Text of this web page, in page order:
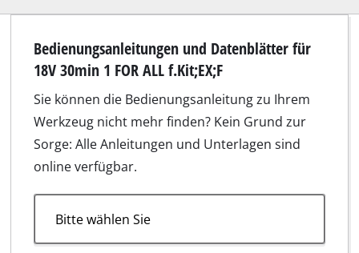
Bedienungsanleitungen und Datenblätter für
18V 30min 1 FOR ALL f.Kit;EX;F
Sie können die Bedienungsanleitung zu Ihrem
Werkzeug nicht mehr finden? Kein Grund zur
Sorge: Alle Anleitungen und Unterlagen sind
online verfügbar.